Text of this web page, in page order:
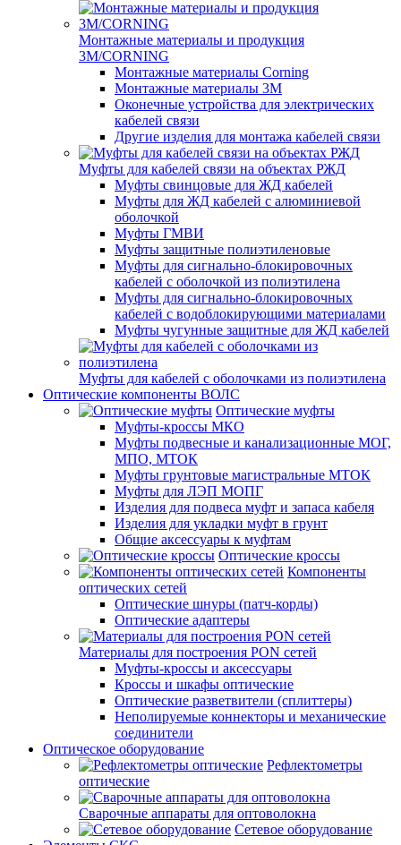
Монтажные материалы и продукция
3M/CORNING
Монтажные материалы Corning
Монтажные материалы 3M
Оконечные устройства для электрических
кабелей связи
Другие изделия для монтажа кабелей связи
Муфты для кабелей связи на объектах РЖД
Муфты свинцовые для ЖД кабелей
Муфты для ЖД кабелей с алюминиевой
оболочкой
Муфты ГМВИ
Муфты защитные полиэтиленовые
Муфты для сигнально-блокировочных
кабелей с оболочкой из полиэтилена
Муфты для сигнально-блокировочных
кабелей с водоблокирующими материалами
Муфты чугунные защитные для ЖД кабелей
Муфты для кабелей с оболочками из полиэтилена
Оптические компоненты ВОЛС
Оптические муфты
Муфты-кроссы МКО
Муфты подвесные и канализационные МОГ,
МПО, МТОК
Муфты грунтовые магистральные МТОК
Муфты для ЛЭП МОПГ
Изделия для подвеса муфт и запаса кабеля
Изделия для укладки муфт в грунт
Общие аксессуары к муфтам
Оптические кроссы
Компоненты
оптических сетей
Оптические шнуры (патч-корды)
Оптические адаптеры
Материалы для построения PON сетей
Муфты-кроссы и аксессуары
Кроссы и шкафы оптические
Оптические разветвители (сплиттеры)
Неполируемые коннекторы и механические
соединители
Оптическое оборудование
Рефлектометры
оптические
Сварочные аппараты для оптоволокна
Сетевое оборудование